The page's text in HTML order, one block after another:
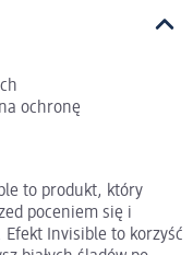
ochronę
to produkt, który
poceniem się i
Invisible to korzyść